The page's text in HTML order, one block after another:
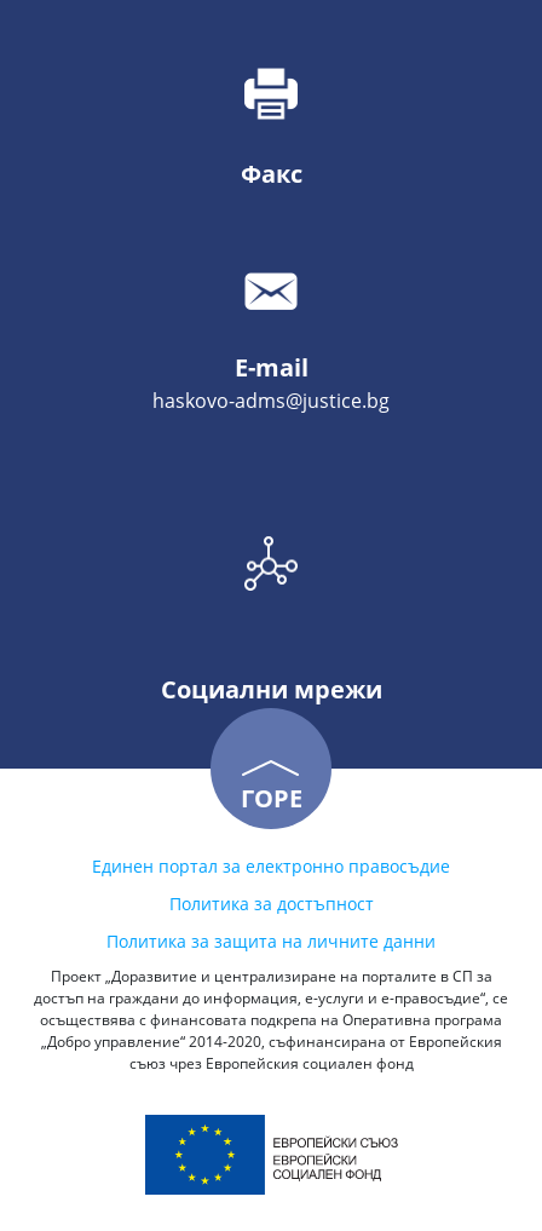
Факс
E-mail
haskovo-adms@justice.bg
Социални мрежи
ГОРЕ
Единен портал за електронно правосъдие
Политика за достъпност
Политика за защита на личните данни
Проект „Доразвитие и централизиране на порталите в СП за
достъп на граждани до информация, е-услуги и е-правосъдие“, се
осъществява с финансовата подкрепа на Оперативна програма
„Добро управление“ 2014-2020, съфинансирана от Европейския
съюз чрез Европейския социален фонд